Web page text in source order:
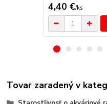
4,40 €/ks
Tovar zaradený v